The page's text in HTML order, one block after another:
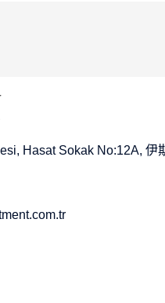
Hasat Sokak No:12A, 伊